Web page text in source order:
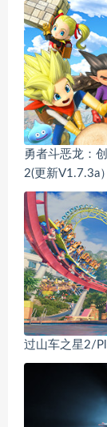
勇者斗恶龙：
2(更新V1.7.3a）
过山车之星2/